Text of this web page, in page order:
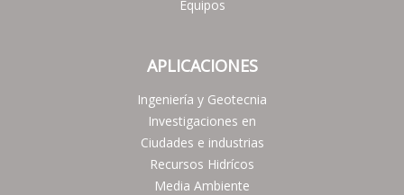
Equipos
APLICACIONES
Ingeniería y Geotecnia
Investigaciones en
Ciudades e industrias
Recursos Hidrícos
Media Ambiente